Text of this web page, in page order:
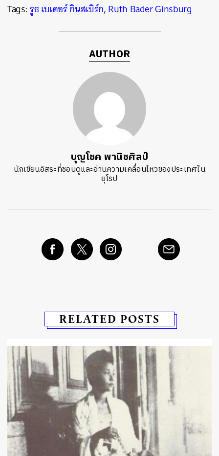
Tags:รูธ เบเดอร์ กินสเบิร์ก,Ruth Bader Ginsburg
AUTHOR
บุญโชค พานิชศิลป์
นักเขียนอิสระที่ชอบดูและอ่านความเคลื่อนไหวของประเทศใน
ยุโรป
RELATED POSTS